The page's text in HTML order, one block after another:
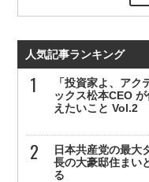
人気記事ランキング
「投資家よ、ア
ックス松本CEO
えたいこと Vol.2
日本共産党の最大
長の大豪邸住まい
る